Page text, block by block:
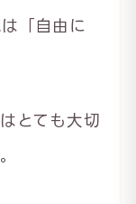
「自由に
とても大切